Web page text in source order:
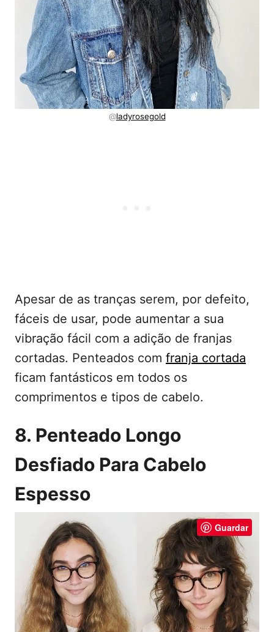
@ladyrosegold
Apesar de as tranças serem, por defeito,
fáceis de usar, pode aumentar a sua
vibração fácil com a adição de franjas
cortadas. Penteados com franja cortada
ficam fantásticos em todos os
comprimentos e tipos de cabelo.
8. Penteado Longo
Desfiado Para Cabelo
Espesso
Guardar